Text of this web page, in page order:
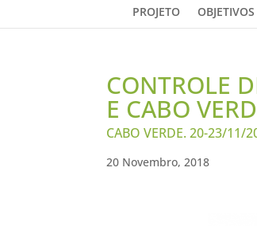
PROJETO OBJETIVOS
CONTROLE
E CABO
CABO VERDE. 20-23/11/
20 Novembro, 2018